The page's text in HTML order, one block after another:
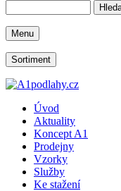
Menu
Sortiment
Úvod
Aktuality
Koncept A1
Prodejny
Vzorky
Služby
Ke stažení